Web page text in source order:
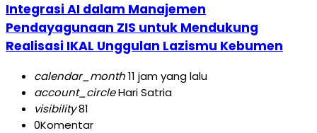
Integrasi AI dalam Manajemen
Pendayagunaan ZIS untuk Mendukung
Realisasi IKAL Unggulan Lazismu Kebumen
calendar_month11 jam yang lalu
account_circleHari Satria
visibility81
0Komentar